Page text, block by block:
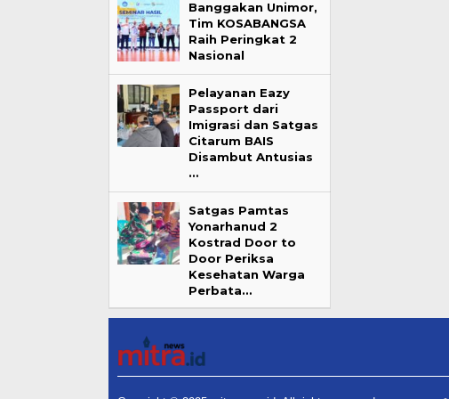
Banggakan Unimor,
Tim KOSABANGSA
Raih Peringkat 2
Nasional
Pelayanan Eazy
Passport dari
Imigrasi dan Satgas
Citarum BAIS
Disambut Antusias
…
Satgas Pamtas
Yonarhanud 2
Kostrad Door to
Door Periksa
Kesehatan Warga
Perbata…